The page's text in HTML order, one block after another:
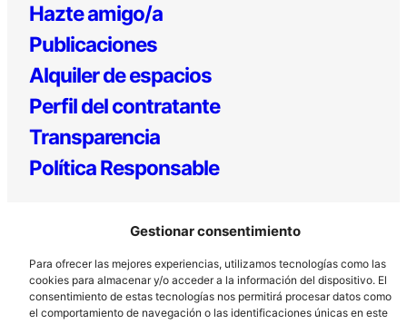
Gestionar consentimiento
Para ofrecer las mejores experiencias, utilizamos tecnologías como las
cookies para almacenar y/o acceder a la información del dispositivo. El
consentimiento de estas tecnologías nos permitirá procesar datos como
el comportamiento de navegación o las identificaciones únicas en este
Hazte amigo/a
Publicaciones
Alquiler de espacios
Perfil del contratante
Transparencia
Política Responsable